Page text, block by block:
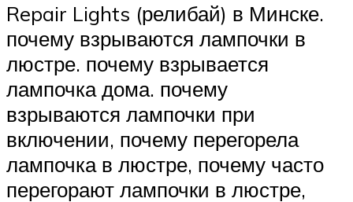
Repair Lights (релибай) в Минске.
почему взрываются лампочки в
люстре. почему взрывается
лампочка дома. почему
взрываются лампочки при
включении, почему перегорела
лампочка в люстре, почему часто
перегорают лампочки в люстре,